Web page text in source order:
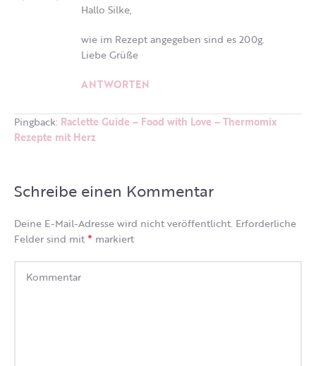
Hallo Silke,
wie im Rezept angegeben sind es 200g.
Liebe Grüße
ANTWORTEN
Pingback: Raclette Guide – Food with Love – Thermomix
Rezepte mit Herz
Schreibe einen Kommentar
Deine E-Mail-Adresse wird nicht veröffentlicht. Erforderliche
Felder sind mit* markiert